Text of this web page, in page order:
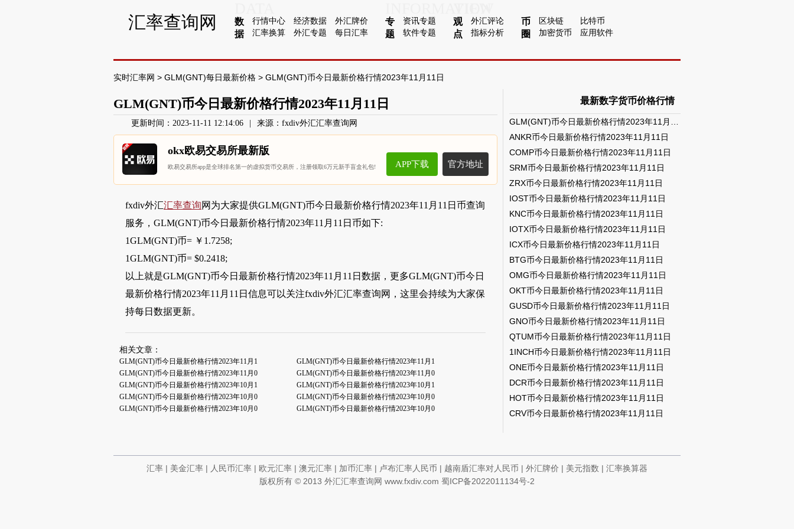
汇率查询网
数
据
行情中心 经济数据
外汇牌价
汇率换算
外汇专题 每日汇率
专
题
资讯专题
软件专题
观
点
外汇评论
指标分析
币
圈
区块链
比特币
加密货币
应用软件
实时汇率网 > GLM(GNT)每日最新价格 > GLM(GNT)币今日最新价格行情2023年11月11日
GLM(GNT)币今日最新价格行情2023年11月11日
更新时间：2023-11-11 12:14:06 来源：fxdiv外汇汇率查询网
okx欧易交易所最新版
欧易交易所app是全球排名第一的虚拟货币交易所，注册领取6万元新手盲盒礼包! APP下载 官方地址
fxdiv外汇汇率查询网为大家提供GLM(GNT)币今日最新价格行情2023年11月11日币查询
服务，GLM(GNT)币今日最新价格行情2023年11月11日币如下:
1GLM(GNT)币= ￥1.7258;
1GLM(GNT)币= $0.2418;
以上就是GLM(GNT)币今日最新价格行情2023年11月11日数据，更多GLM(GNT)币今日
最新价格行情2023年11月11日信息可以关注fxdiv外汇汇率查询网，这里会持续为大家保
持每日数据更新。
相关文章：
GLM(GNT)币今日最新价格行情2023年11月1
GLM(GNT)币今日最新价格行情2023年11月1
GLM(GNT)币今日最新价格行情2023年11月0
GLM(GNT)币今日最新价格行情2023年11月0
GLM(GNT)币今日最新价格行情2023年10月1
GLM(GNT)币今日最新价格行情2023年10月1
GLM(GNT)币今日最新价格行情2023年10月0
GLM(GNT)币今日最新价格行情2023年10月0
GLM(GNT)币今日最新价格行情2023年10月0
GLM(GNT)币今日最新价格行情2023年10月0
最新数字货币价格行情
ANKR币今日最新价格行情2023年11月11日
COMP币今日最新价格行情2023年11月11日
SRM币今日最新价格行情2023年11月11日
ZRX币今日最新价格行情2023年11月11日
IOST币今日最新价格行情2023年11月11日
KNC币今日最新价格行情2023年11月11日
IOTX币今日最新价格行情2023年11月11日
ICX币今日最新价格行情2023年11月11日
BTG币今日最新价格行情2023年11月11日
OMG币今日最新价格行情2023年11月11日
OKT币今日最新价格行情2023年11月11日
GUSD币今日最新价格行情2023年11月11日
GNO币今日最新价格行情2023年11月11日
QTUM币今日最新价格行情2023年11月11日
1INCH币今日最新价格行情2023年11月11日
ONE币今日最新价格行情2023年11月11日
DCR币今日最新价格行情2023年11月11日
HOT币今日最新价格行情2023年11月11日
CRV币今日最新价格行情2023年11月11日
汇率 | 美金汇率 | 人民币汇率 | 欧元汇率 | 澳元汇率 | 加币汇率 | 卢布汇率人民币 | 越南盾汇率对人民币 | 外汇牌价 | 美元指数 | 汇率换算器
版权所有 © 2013 外汇汇率查询网 www.fxdiv.com 蜀ICP备2022011134号-2